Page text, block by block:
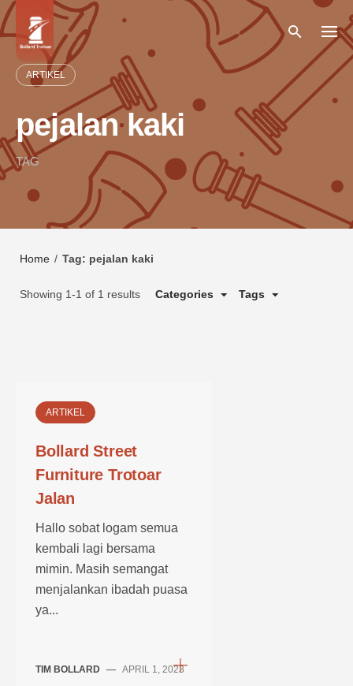
Skip
to
content
ARTIKEL
pejalan kaki
TAG
Home / Tag: pejalan kaki
Showing 1-1 of 1 results Categories Tags
ARTIKEL
Bollard Street
Furniture Trotoar
Jalan
Hallo sobat logam semua
kembali lagi bersama
mimin. Masih semangat
menjalankan ibadah puasa
ya...
TIM BOLLARD — APRIL 1, 2023